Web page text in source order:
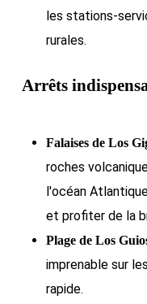
les stations-
rurales.
Arrêts
Falaises de Los
roches
l'océan
et profiter de la
Plage de Los
imprenable sur
rapide.